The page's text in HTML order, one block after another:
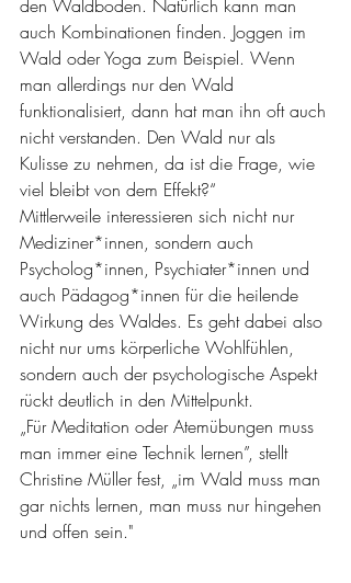
den Waldboden. Natürlich kann man
auch Kombinationen finden. Joggen im
Wald oder Yoga zum Beispiel. Wenn
man allerdings nur den Wald
funktionalisiert, dann hat man ihn oft auch
nicht verstanden. Den Wald nur als
Kulisse zu nehmen, da ist die Frage, wie
viel bleibt von dem Effekt?“
Mittlerweile interessieren sich nicht nur
Mediziner*innen, sondern auch
Psycholog*innen, Psychiater*innen und
auch Pädagog*innen für die heilende
Wirkung des Waldes. Es geht dabei also
nicht nur ums körperliche Wohlfühlen,
sondern auch der psychologische Aspekt
rückt deutlich in den Mittelpunkt.
„Für Meditation oder Atemübungen muss
man immer eine Technik lernen”, stellt
Christine Müller fest, „im Wald muss man
gar nichts lernen, man muss nur hingehen
und offen sein."